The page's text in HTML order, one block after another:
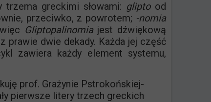
greckimi słowami: gliptood
przeciwko, z powrotem; -nomia
Gliptopalinomiajest dźwiękową
prawie dwie dekady. Każda jej część
zawiera każdy element systemu,
prof. Grażynie Pstrokońskiej-
pierwsze litery trzech greckich